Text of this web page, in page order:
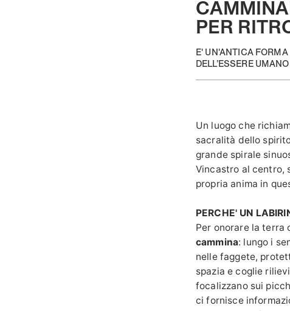
PER
E' UN'ANTICA
DELL’ESSERE
Un luogo che
sacralità dello
grande spirale
Vincastro al centro,
propria anima in
PERCHE' UN
Per onorare la terra
cammina: lungo i
nelle faggete,
spazia e coglie
focalizzano sui
ci fornisce